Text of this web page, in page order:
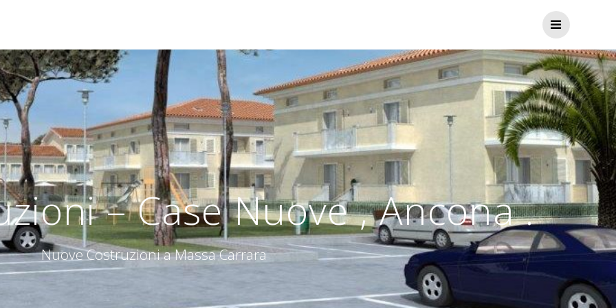
– Case Nuove , Ancona .
Nuove Costruzioni a Massa Carrara